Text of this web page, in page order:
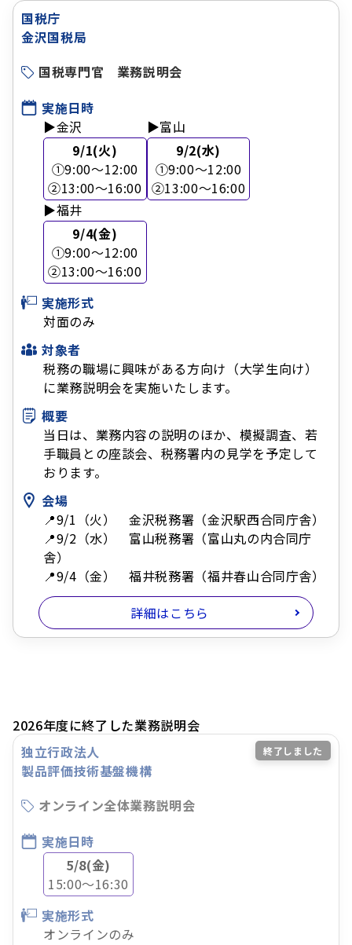
国税庁
金沢国税局
国税専門官 業務説明会
詳細はこちら
実施日時
▶金沢
9/1(火)
①9:00～12:00
②13:00～16:00
▶富山
9/2(水)
①9:00～12:00
②13:00～16:00
▶福井
9/4(金)
①9:00～12:00
②13:00～16:00
実施形式
対面のみ
対象者
税務の職場に興味がある方向け（大学生向け）
に業務説明会を実施いたします。
概要
当日は、業務内容の説明のほか、模擬調査、若
手職員との座談会、税務署内の見学を予定して
おります。
会場
📍9/1（火） 金沢税務署（金沢駅西合同庁舎）
📍9/2（水） 富山税務署（富山丸の内合同庁
舎）
📍9/4（金） 福井税務署（福井春山合同庁舎）
2026年度に終了した業務説明会
独立行政法人
製品評価技術基盤機構
オンライン全体業務説明会
実施日時
5/8(金)
15:00～16:30
実施形式
オンラインのみ
終了しました